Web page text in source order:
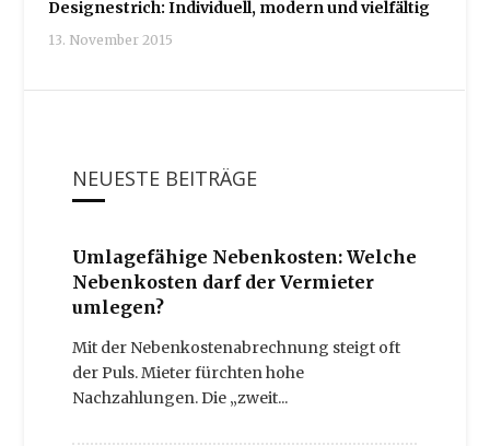
Designestrich: Individuell, modern und vielfältig
13. November 2015
NEUESTE BEITRÄGE
Umlagefähige Nebenkosten: Welche
Nebenkosten darf der Vermieter
umlegen?
Mit der Nebenkostenabrechnung steigt oft
der Puls. Mieter fürchten hohe
Nachzahlungen. Die „zweit...